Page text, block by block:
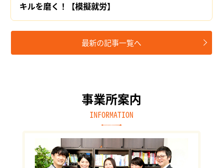
キルを磨く！【模擬就労】
最新の記事一覧へ
事業所案内
INFORMATION